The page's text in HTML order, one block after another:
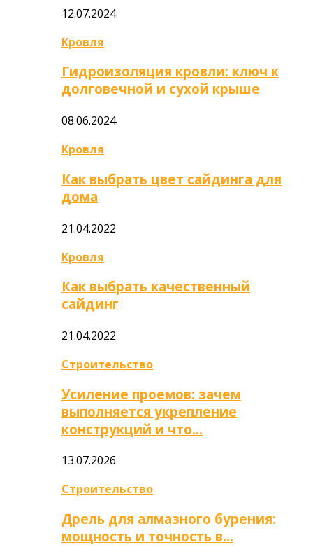
12.07.2024
Кровля
Гидроизоляция кровли: ключ к
долговечной и сухой крыше
08.06.2024
Кровля
Как выбрать цвет сайдинга для
дома
21.04.2022
Кровля
Как выбрать качественный
сайдинг
21.04.2022
Строительство
Усиление проемов: зачем
выполняется укрепление
конструкций и что…
13.07.2026
Строительство
Дрель для алмазного бурения:
мощность и точность в…